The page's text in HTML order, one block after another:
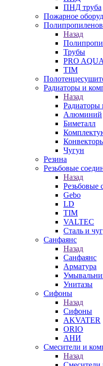
ПНД труба
Пожарное
Назад
Трубы
PRO AQUA
TIM
Радиаторы и
Назад
Алюминий
Биметалл
Чугун
Резина
Резьбовые
Назад
Резьбовые
Gebo
LD
TIM
VALTEC
Сталь и
Санфаянс
Назад
Санфаянс
Арматура
Унитазы
Сифоны
Назад
Сифоны
AKVATER
ORIO
АНИ
Смесители и
Назад